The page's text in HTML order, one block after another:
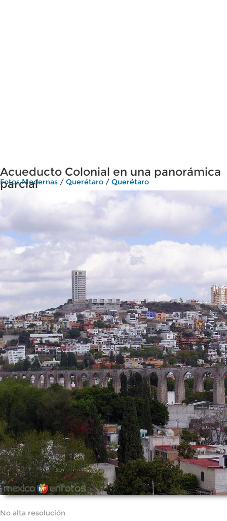
Acueducto Colonial en una panorámica
parcial
Fotos Modernas / Querétaro / Querétaro
No alta resolución